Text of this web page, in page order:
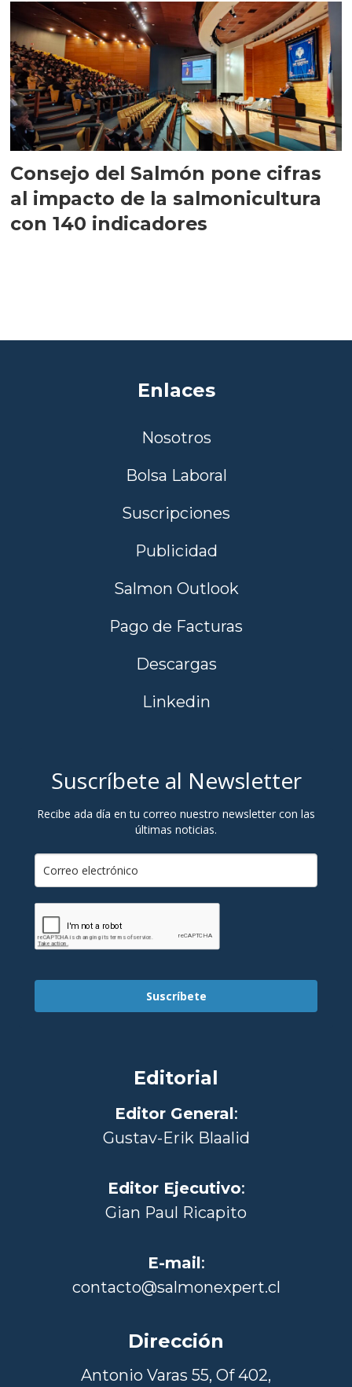
Consejo del Salmón pone cifras
al impacto de la salmonicultura
con 140 indicadores
Enlaces
Nosotros
Bolsa Laboral
Suscripciones
Publicidad
Salmon Outlook
Pago de Facturas
Descargas
Linkedin
Suscríbete al Newsletter
Recibe ada día en tu correo nuestro newsletter con las
últimas noticias.
Suscríbete
Editorial
Editor General:
Gustav-Erik Blaalid
Editor Ejecutivo:
Gian Paul Ricapito
E-mail:
contacto@salmonexpert.cl
Dirección
Antonio Varas 55, Of 402,